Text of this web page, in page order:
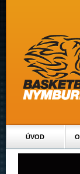
ÚVOD